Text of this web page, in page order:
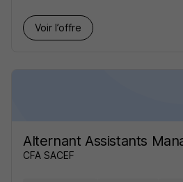
Voir l’offre
Alternant Assistants
CFA SACEF